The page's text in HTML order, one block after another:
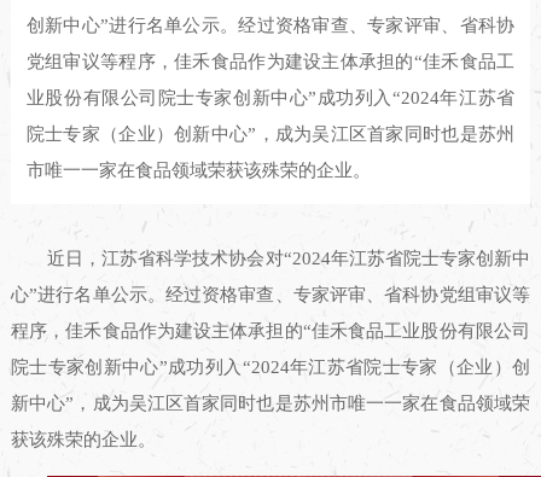
创新中心”进行名单公示。经过资格审查、专家评审、省科协
党组审议等程序，佳禾食品作为建设主体承担的“佳禾食品工
业股份有限公司院士专家创新中心”成功列入“2024年江苏省
院士专家（企业）创新中心”，成为吴江区首家同时也是苏州
市唯一一家在食品领域荣获该殊荣的企业。
近日，江苏省科学技术协会对“2024年江苏省院士专家创新中
心”进行名单公示。经过资格审查、专家评审、省科协党组审议等
程序，佳禾食品作为建设主体承担的“佳禾食品工业股份有限公司
院士专家创新中心”成功列入“2024年江苏省院士专家（企业）创
新中心”，成为吴江区首家同时也是苏州市唯一一家在食品领域荣
获该殊荣的企业。